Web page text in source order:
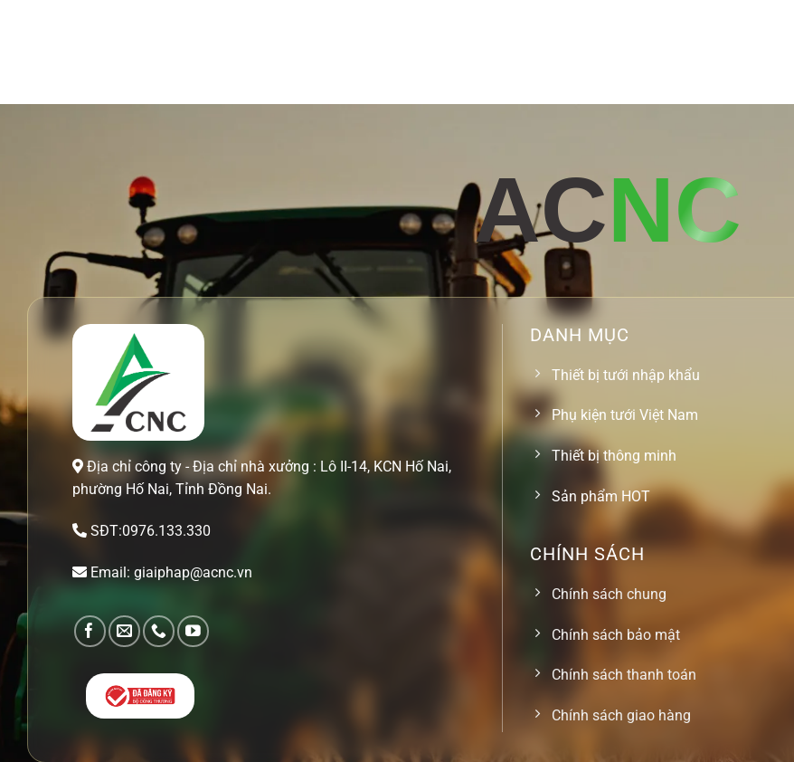
ACNC
Địa chỉ công ty - Địa chỉ nhà xưởng : Lô II-14, KCN Hố Nai,
phường Hố Nai, Tỉnh Đồng Nai.
SĐT:0976.133.330
Email: giaiphap@acnc.vn
DANH MỤC
Thiết bị tưới nhập khẩu
Phụ kiện tưới Việt Nam
Thiết bị thông minh
Sản phẩm HOT
CHÍNH SÁCH
Chính sách chung
Chính sách bảo mật
Chính sách thanh toán
Chính sách giao hàng